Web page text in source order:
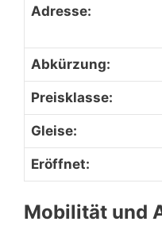
Adresse:
Abkürzung:
Preisklasse:
Gleise:
Eröffnet:
Mobilität und